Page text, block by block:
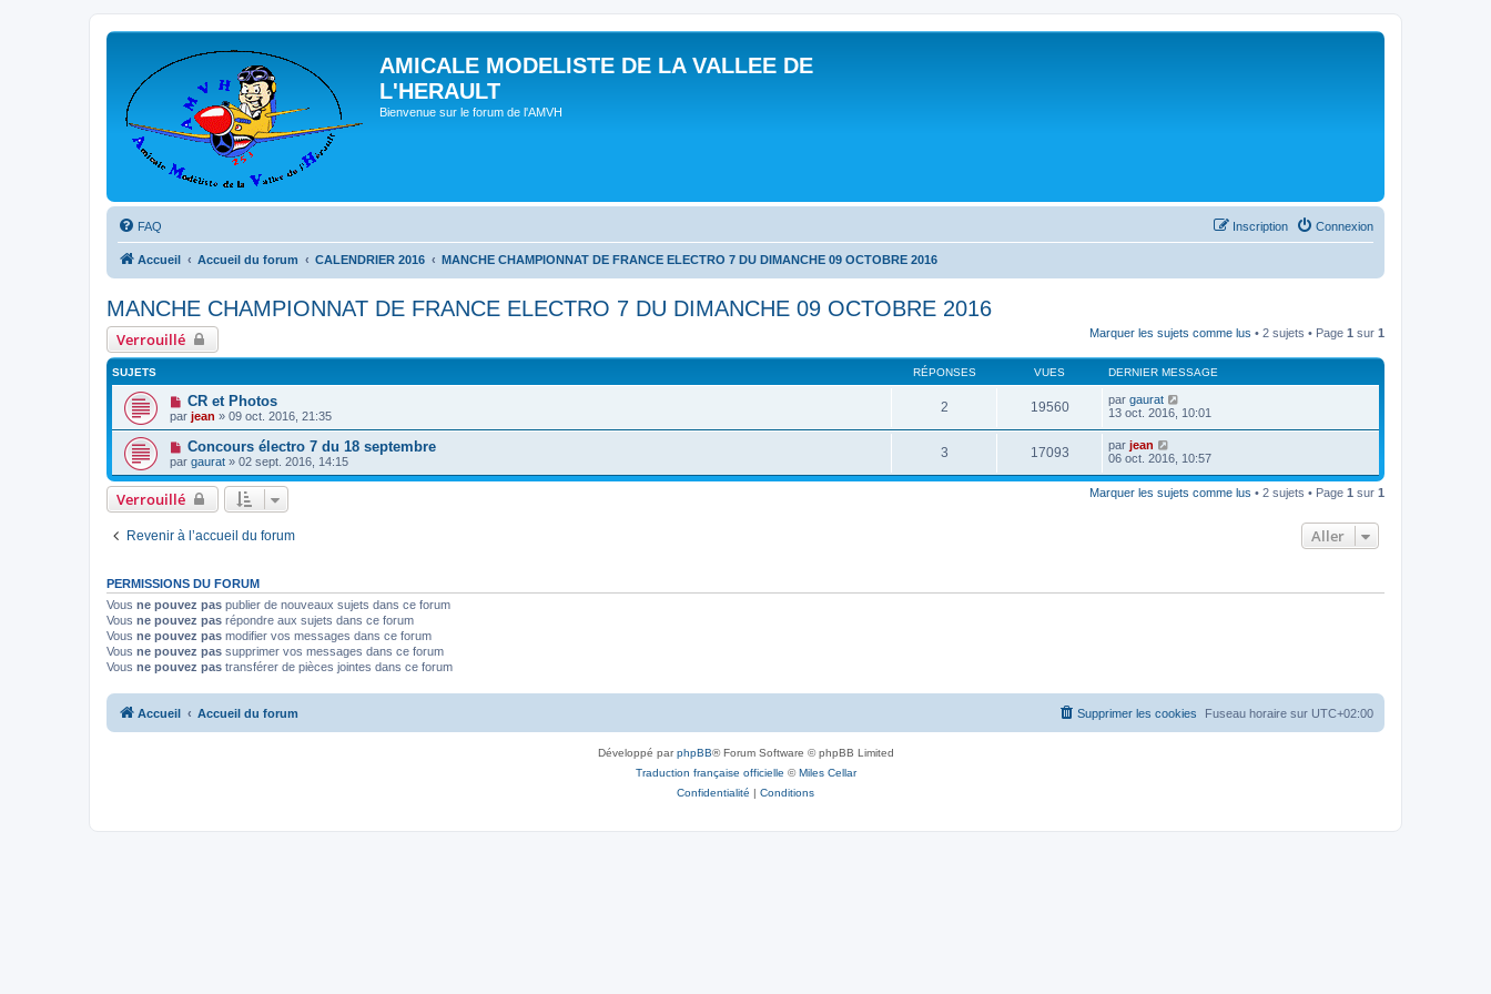
AMICALE MODELISTE DE LA VALLEE DE
L'HERAULT
Bienvenue sur le forum de l'AMVH
FAQ Connexion
Inscription
Accueil Accueil du forum CALENDRIER 2016 MANCHE CHAMPIONNAT DE FRANCE ELECTRO 7 DU DIMANCHE 09 OCTOBRE 2016
MANCHE CHAMPIONNAT DE FRANCE ELECTRO 7 DU DIMANCHE 09 OCTOBRE 2016
Verrouillé Marquer les sujets comme lus • 2 sujets • Page 1 sur 1
SUJETS RÉPONSES VUES DERNIER MESSAGE
CR et Photos
par jean » 09 oct. 2016, 21:35
2 19560 par gaurat
13 oct. 2016, 10:01
Concours électro 7 du 18 septembre
par gaurat » 02 sept. 2016, 14:15
3 17093 par jean
06 oct. 2016, 10:57
Verrouillé Marquer les sujets comme lus • 2 sujets • Page 1 sur 1
Revenir à l’accueil du forum Aller
PERMISSIONS DU FORUM
Vous ne pouvez pas publier de nouveaux sujets dans ce forum
Vous ne pouvez pas répondre aux sujets dans ce forum
Vous ne pouvez pas modifier vos messages dans ce forum
Vous ne pouvez pas supprimer vos messages dans ce forum
Vous ne pouvez pas transférer de pièces jointes dans ce forum
Accueil Accueil du forum Fuseau horaire sur UTC+02:00
Supprimer les cookies
Développé parphpBB® Forum Software © phpBB Limited
Traduction française officielle ©Miles Cellar
Confidentialité | Conditions